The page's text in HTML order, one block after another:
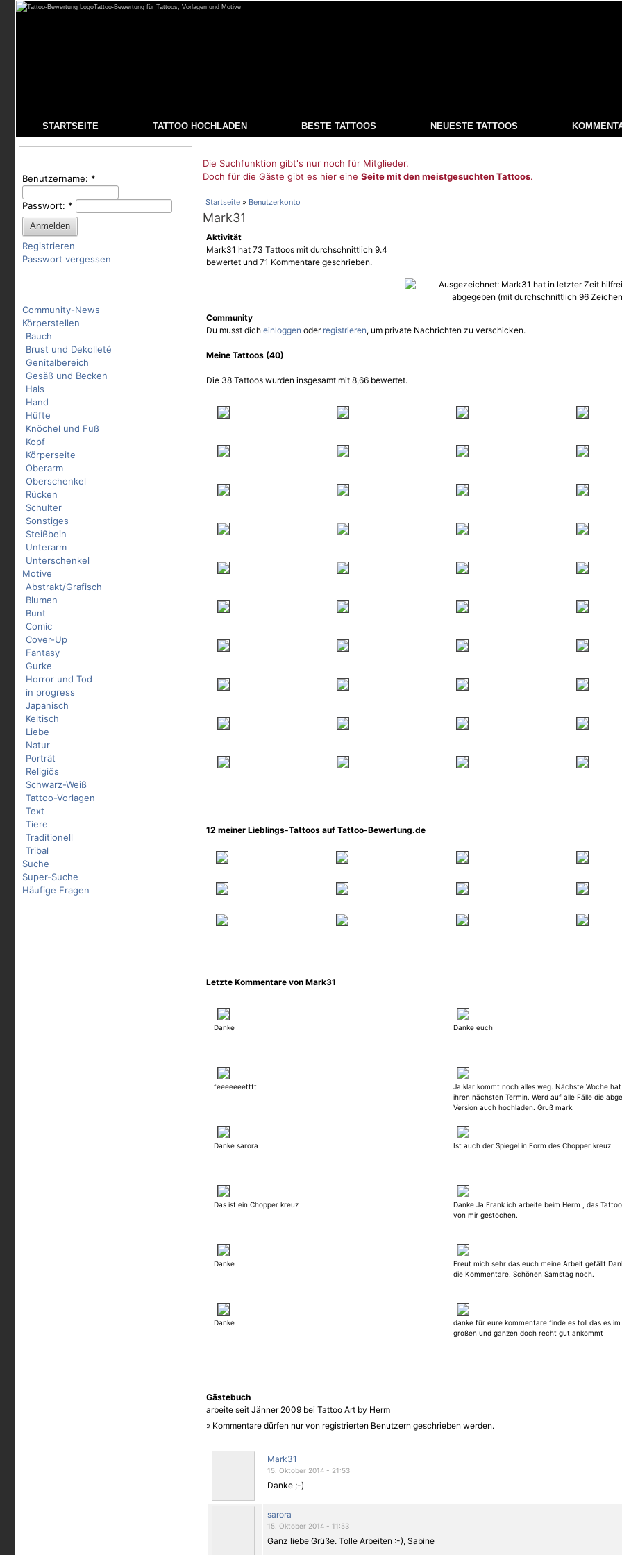
Tattoo-Bewertung für Tattoos, Vorlagen und Motive
STARTSEITE TATTOO HOCHLADEN BESTE TATTOOS NEUESTE TATTOOS
Benutzername: *
Passwort: *
Registrieren
Passwort vergessen
Community-News
Körperstellen
Bauch
Brust und Dekolleté
Genitalbereich
Gesäß und Becken
Hals
Hand
Hüfte
Knöchel und Fuß
Kopf
Körperseite
Oberarm
Oberschenkel
Rücken
Schulter
Sonstiges
Steißbein
Unterarm
Unterschenkel
Motive
Abstrakt/Grafisch
Blumen
Bunt
Comic
Cover-Up
Fantasy
Gurke
Horror und Tod
in progress
Japanisch
Keltisch
Liebe
Natur
Porträt
Religiös
Schwarz-Weiß
Tattoo-Vorlagen
Text
Tiere
Traditionell
Tribal
Suche
Super-Suche
Häufige Fragen
Die Suchfunktion gibt's nur noch für Mitglieder.
Doch für die Gäste gibt es hier eine Seite mit den meistgesuchten Tattoos.
Startseite » Benutzerkonto
Mark31
Aktivität
Mark31 hat 73 Tattoos mit durchschnittlich 9.4
bewertet und 71 Kommentare geschrieben.
Community
Du musst dich einloggen oder registrieren, um private Nachrichten zu verschicken.
Meine Tattoos (40)
Die 38 Tattoos wurden insgesamt mit 8,66 bewertet.
12 meiner Lieblings-Tattoos auf Tattoo-Bewertung.de
Letzte Kommentare von Mark31
Danke Danke euch
feeeeeeetttt
Ja klar kommt noch alles weg. Nächste Woche
ihren nächsten Termin. Werd auf alle Fälle die
Version auch hochladen. Gruß mark.
Danke sarora Ist auch der Spiegel in Form des Chopper kreuz
Das ist ein Chopper kreuz
Danke Ja Frank ich arbeite beim Herm , das
von mir gestochen.
Danke
Freut mich sehr das euch meine Arbeit gefällt
die Kommentare. Schönen Samstag noch.
Danke
danke für eure kommentare finde es toll das es im
großen und ganzen doch recht gut ankommt
Gästebuch
arbeite seit Jänner 2009 bei Tattoo Art by Herm
» Kommentare dürfen nur von registrierten Benutzern geschrieben werden.
Mark31
15. Oktober 2014 - 21:53
Danke ;-)
sarora
15. Oktober 2014 - 11:53
Ganz liebe Grüße. Tolle Arbeiten :-), Sabine